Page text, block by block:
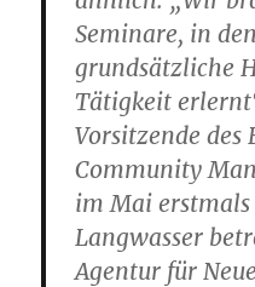
Seminare, in
grundsätzliche
Tätigkeit
Vorsitzende des
Community
im Mai
Langwasser
Agentur für